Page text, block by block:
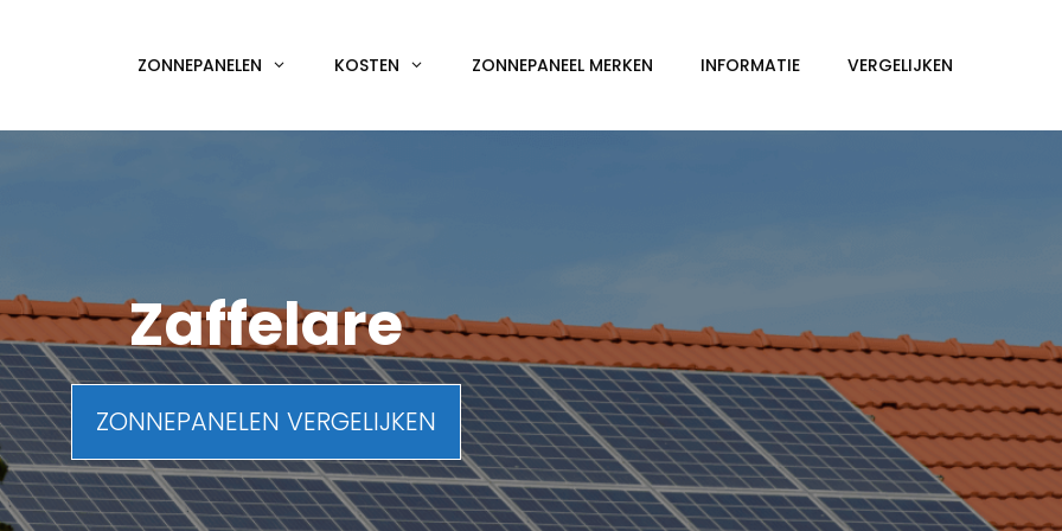
ZONNEPANELEN KOSTEN ZONNEPANEEL MERKEN INFORMATIE VERGELIJKEN
Zaffelare
ZONNEPANELEN VERGELIJKEN